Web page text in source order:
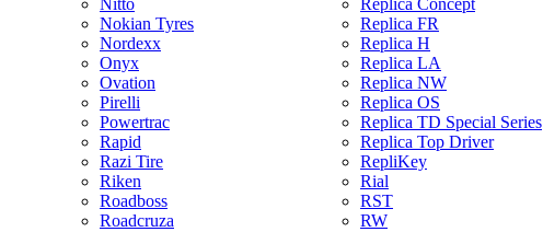
Nitto
Nokian Tyres
Nordexx
Onyx
Ovation
Pirelli
Powertrac
Rapid
Razi Tire
Riken
Roadboss
Roadcruza
Replica Concept
Replica FR
Replica H
Replica LA
Replica NW
Replica OS
Replica TD Special Series
Replica Top Driver
RepliKey
Rial
RST
RW